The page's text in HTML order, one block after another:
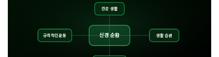
건강 생활
생활 습관
규칙적인운동 신경 순환